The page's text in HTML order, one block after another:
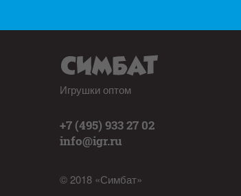
Игрушки оптом
+7 (495) 933 27 02
info@igr.ru
© 2018 «Симбат»